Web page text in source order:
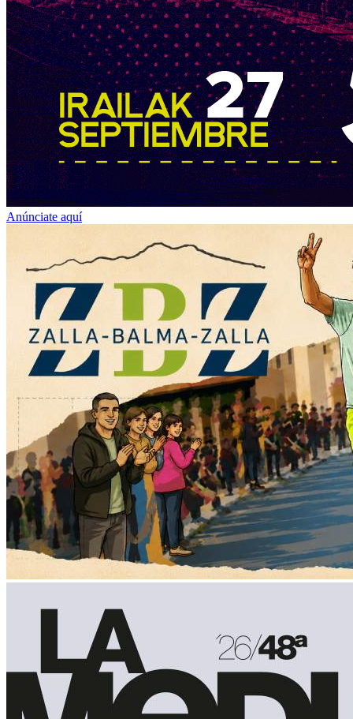
Anúnciate aquí